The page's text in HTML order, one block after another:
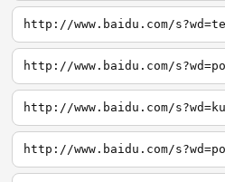
http://www.baidu.com/
http://www.baidu.com/
http://www.baidu.com/
http://www.baidu.com/